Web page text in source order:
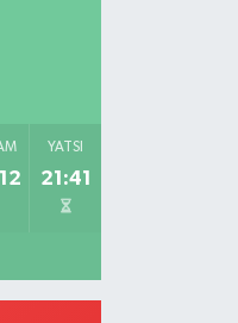
YATSI
21:41